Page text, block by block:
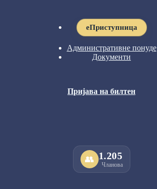
eПриступница
Административне понуде
Документи
Пријава на билтен
👥 1.205
Чланова